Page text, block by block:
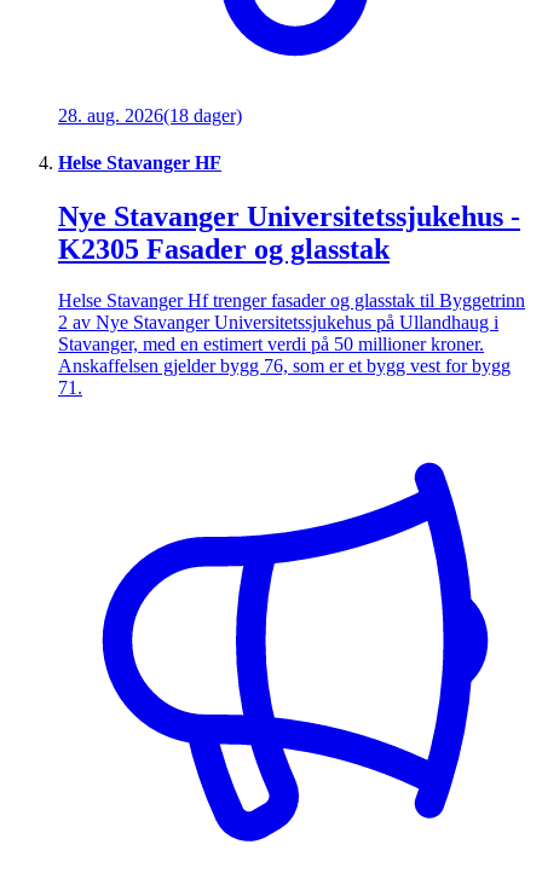
28. aug. 2026(18 dager)
Helse Stavanger HF
Nye Stavanger Universitetssjukehus -
K2305 Fasader og glasstak
Helse Stavanger Hf trenger fasader og glasstak til Byggetrinn
2 av Nye Stavanger Universitetssjukehus på Ullandhaug i
Stavanger, med en estimert verdi på 50 millioner kroner.
Anskaffelsen gjelder bygg 76, som er et bygg vest for bygg
71.